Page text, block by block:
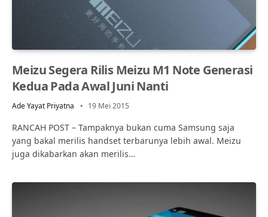
Meizu Segera Rilis Meizu M1 Note Generasi
Kedua Pada Awal Juni Nanti
Ade Yayat Priyatna 19 Mei 2015
RANCAH POST – Tampaknya bukan cuma Samsung saja
yang bakal merilis handset terbarunya lebih awal. Meizu
juga dikabarkan akan merilis…